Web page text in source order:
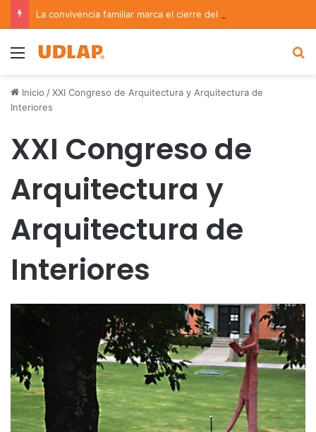
Menu
Inicio /XXI Congreso de Arquitectura y Arquitectura de
Interiores
XXI Congreso de
Arquitectura y
Arquitectura de
Interiores